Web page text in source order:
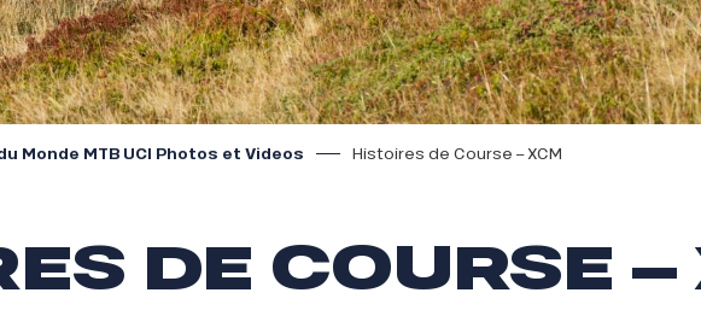
Monde MTB UCI Photos et Videos Histoires de Course – XCM
DE COURSE –